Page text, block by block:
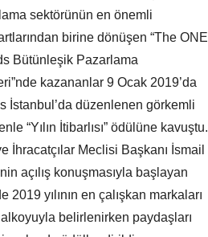
sektörünün en önemli
birine dönüşen “The ONE
Bütünleşik Pazarlama
kazananlar 9 Ocak 2019’da
İstanbul’da düzenlenen görkemli
“Yılın İtibarlısı” ödülüne kavuştu.
İhracatçılar Meclisi Başkanı İsmail
açılış konuşmasıyla başlayan
2019 yılının en çalışkan markaları
belirlenirken paydaşları